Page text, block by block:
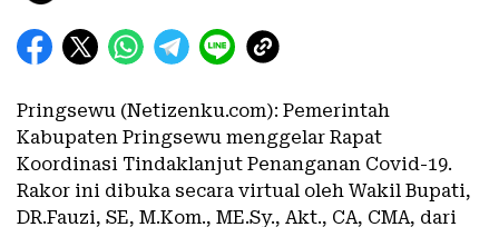
Pringsewu (Netizenku.com): Pemerintah
Kabupaten Pringsewu menggelar Rapat
Koordinasi Tindaklanjut Penanganan Covid-19.
Rakor ini dibuka secara virtual oleh Wakil Bupati,
DR.Fauzi, SE, M.Kom., ME.Sy., Akt., CA, CMA, dari